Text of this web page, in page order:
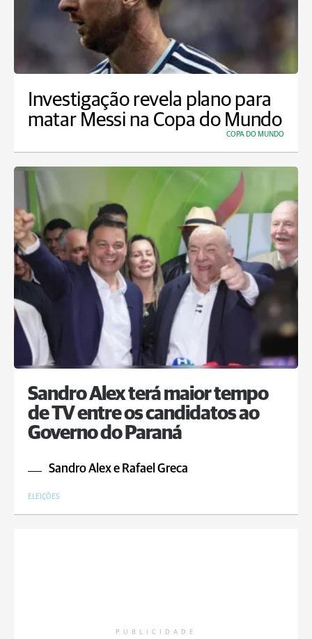
Investigação revela plano para
matar Messi na Copa do Mundo
COPA DO MUNDO
Sandro Alex terá maior tempo
de TV entre os candidatos ao
Governo do Paraná
Sandro Alex e Rafael Greca
ELEIÇÕES
PUBLICIDADE